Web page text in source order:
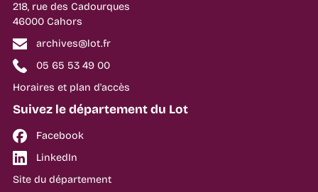
218, rue des Cadourques
46000 Cahors
archives@lot.fr
05 65 53 49 00
Horaires et plan d'accès
Suivez le département du Lot
Facebook
LinkedIn
Site du département